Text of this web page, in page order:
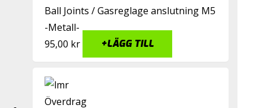
Ball Joints / Gasreglage anslutning M5
-Metall-
95,00 kr +LÄGG TILL